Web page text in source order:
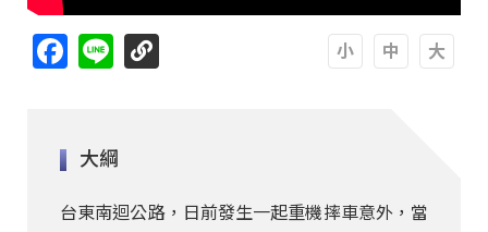
Facebook
Line
大綱
台東南迴公路，日前發生一起重機摔車意外，當